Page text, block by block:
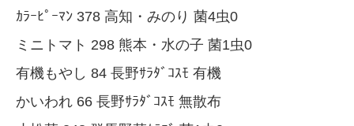
ｶﾗｰﾋﾟｰﾏﾝ 378 高知・みのり 菌4虫0
ミニトマト 298 熊本・水の子 菌1虫0
有機もやし 84 長野ｻﾗﾀﾞｺｽﾓ 有機
かいわれ 66 長野ｻﾗﾀﾞｺｽﾓ 無散布